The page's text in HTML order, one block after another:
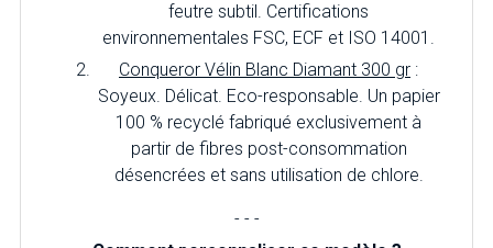
feutre subtil. Certifications
environnementales FSC, ECF et ISO 14001.
Conqueror Vélin Blanc Diamant 300 gr :
Soyeux. Délicat. Eco-responsable. Un papier
100 % recyclé fabriqué exclusivement à
partir de fibres post-consommation
désencrées et sans utilisation de chlore.
- - -